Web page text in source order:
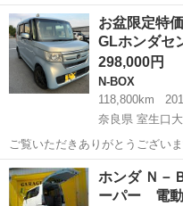
し価格‼️分割可❗️ 車検2年付き【
ハイウェイスターX☆Bluetooth
☆ETC...
熊本 熊本市 デイズ
お盆限定特
GLホンダ
298,000円
N-BOX
118,800km
奈良県 室生口
ご覧いただきありがとうございます！ お盆期間中のみ特別価
載しております。 売れなければ
◾️車両情報◾️ 平成30年式 DBA-
118,...
奈良 奈良市 室生口大野
ホンダ Ｎ－
ーパー 電